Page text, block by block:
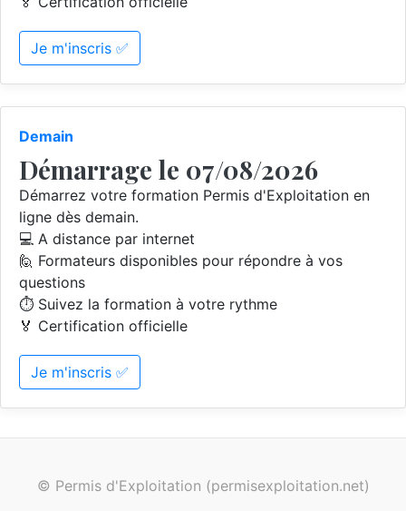
Je m'inscris ✅
Demain
Démarrage le 07/08/2026
Démarrez votre formation Permis d'Exploitation en
ligne dès demain.
💻 A distance par internet
🙋 Formateurs disponibles pour répondre à vos
questions
⏱️ Suivez la formation à votre rythme
🏅 Certification officielle
Je m'inscris ✅
© Permis d'Exploitation (permisexploitation.net)